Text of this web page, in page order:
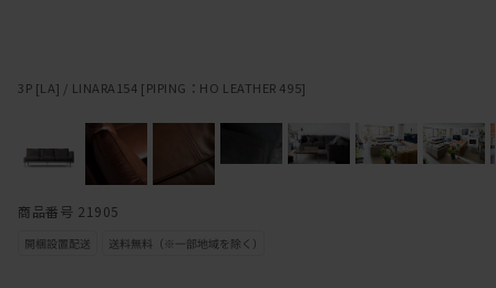
3P [LA] / LINARA154 [PIPING：HO LEATHER 495]
商品番号 21905